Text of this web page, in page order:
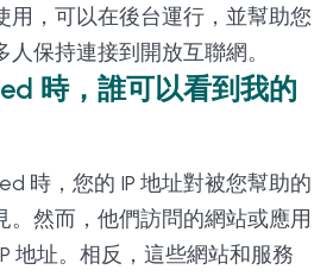
用，可以在後台運行，並幫助您
保持連接到開放互聯網。
時，誰可以看到我的
時，您的 IP 地址對被您幫助的
。然而，他們訪問的網站或應用
地址。相反，這些網站和服務